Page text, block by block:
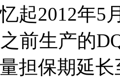
起2012年5
前生产的
担保期延